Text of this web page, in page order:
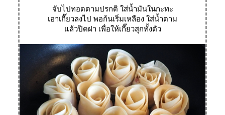
จับไปทอดตามปรกติ ใส่น้ำมันในกะทะ
เอาเกี๊ยวลงไป พอก้นเริ่มเหลือง ใส่น้ำตาม
ล้วปิดฝา เพื่อให้เกี๊ยวสุกทั้งตัว